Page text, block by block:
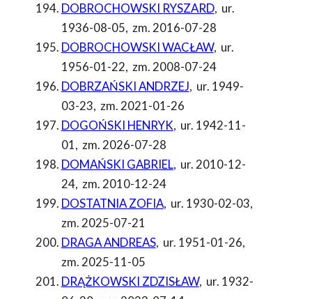
DOBROCHOWSKI RYSZARD, ur.
1936-08-05, zm. 2016-07-28
DOBROCHOWSKI WACŁAW, ur.
1956-01-22, zm. 2008-07-24
DOBRZAŃSKI ANDRZEJ, ur. 1949-
03-23, zm. 2021-01-26
DOGOŃSKI HENRYK, ur. 1942-11-
01, zm. 2026-07-28
DOMAŃSKI GABRIEL, ur. 2010-12-
24, zm. 2010-12-24
DOSTATNIA ZOFIA, ur. 1930-02-03,
zm. 2025-07-21
DRAGA ANDREAS, ur. 1951-01-26,
zm. 2025-11-05
DRĄŻKOWSKI ZDZISŁAW, ur. 1932-